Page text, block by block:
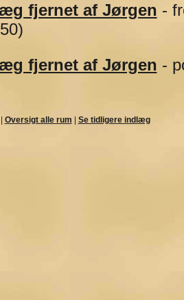
fjernet af Jørgen -
fjernet af Jørgen -
Oversigt alle rum
Se tidligere indlæg